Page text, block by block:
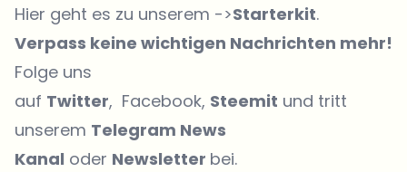
Hier geht es zu unserem ->Starterkit.
Verpass keine wichtigen Nachrichten mehr!
Folge uns
auf Twitter, Facebook, Steemit und tritt
unserem Telegram News
Kanal oder Newsletter bei.